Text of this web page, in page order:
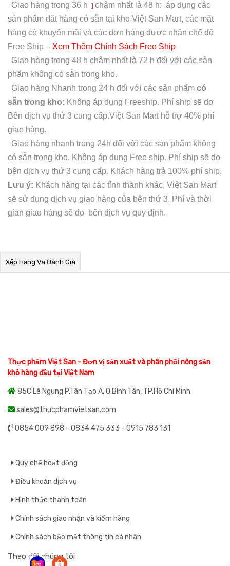
Giao hàng trong 36 h
chậm nhất là 48 h: áp dụng các
sản phẩm đăt hàng có sẵn tại kho Việt San Mart, các mặt
hàng có khuyến mãi và các đơn hàng được nhận chế độ
Free Ship – Xem Thêm Chính Sách Free Ship
Giao hàng trong 48 h chậm nhất là 72 h đối với các sản
phẩm không có sẵn trong kho.
Giao hàng Nhanh trong 24 h đối với các sản phẩm có
sẵn trong kho: Không áp dụng Freeship. Phí ship sẽ do
Bên dịch vụ thứ 3 cung cấp.Việt San Mart hỗ trợ 40% phí
giao hàng.
Giao hàng nhanh trong 24h đối với các sản phẩm không
có sẵn trong kho. Không áp dụng Free ship. Phí ship sẽ do
bên dịch vụ thứ 3 cung cấp. Khách hàng trả 100% phí ship.
Lưu ý: Khách hàng tại các tỉnh thành khác, Việt San Mart
sẽ sử dụng dịch vụ giao hàng của bên thứ 3. Phí và thời
gian giao hàng sẽ do bên dịch vụ quy định.
Xếp Hạng Và Đánh Giá
Thực phẩm Việt San - Đơn vị sản xuất và phân phối nông sản
khô hàng đầu tại Việt Nam
85C Lê Ngung P.Tân Tạo A, Q.Bình Tân, TP.Hồ Chí Minh
sales@thucphamvietsan.com
0854 009 898 - 0834 475 333 - 0915 783 131
Quy chế hoạt động
Điều khoản dịch vụ
Hình thức thanh toán
Chính sách giao nhận và kiểm hàng
Chính sách bảo mật thông tin cá nhân
Theo dõi chúng tôi